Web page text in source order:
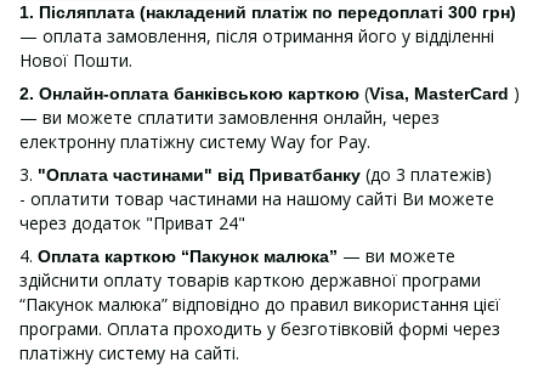
1. Післяплата (накладений платіж по передоплаті 300 грн)
— оплата замовлення, після отримання його у відділенні
Нової Пошти.
2. Онлайн-оплата банківською карткою (Visa, MasterCard )
— ви можете сплатити замовлення онлайн, через
електронну платіжну систему Way for Pay.
3. "Оплата частинами" від Приватбанку (до 3 платежів)
- оплатити товар частинами на нашому сайті Ви можете
через додаток "Приват 24"
4. Оплата карткою “Пакунок малюка” — ви можете
здійснити оплату товарів карткою державної програми
“Пакунок малюка” відповідно до правил використання цієї
програми. Оплата проходить у безготівковій формі через
платіжну систему на сайті.